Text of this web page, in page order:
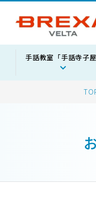
手話教室「手話寺子屋